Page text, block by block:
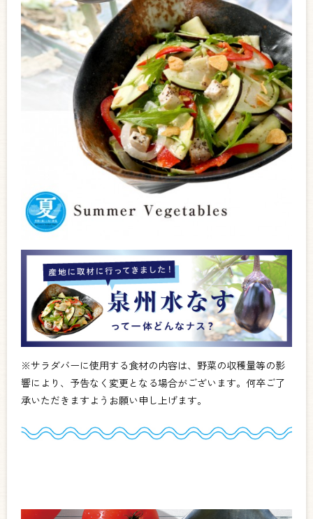
※サラダバーに使用する食材の内容は、野菜の収穫量等の影
響により、予告なく変更となる場合がございます。何卒ご了
承いただきますようお願い申し上げます。